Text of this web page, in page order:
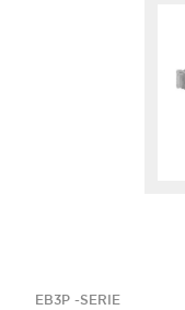
EB3P -SERIE